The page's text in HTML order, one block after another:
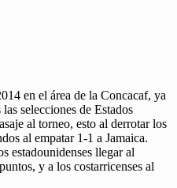
en el área de la Concacaf, ya
selecciones de Estados
al torneo, esto al derrotar los
al empatar 1-1 a Jamaica.
estadounidenses llegar al
y a los costarricenses al